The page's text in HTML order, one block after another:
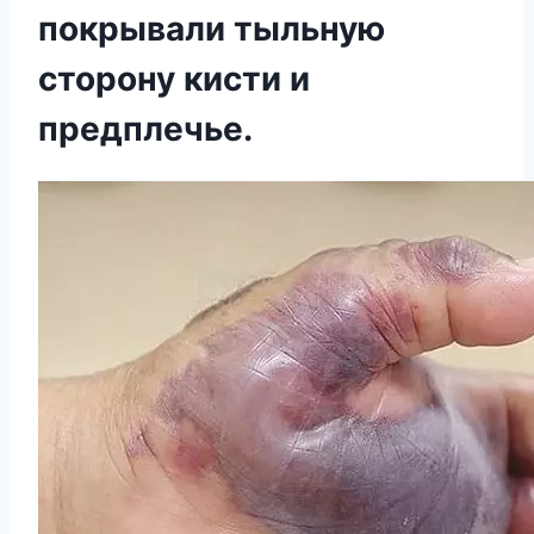
покрывали тыльную
сторону кисти и
предплечье.